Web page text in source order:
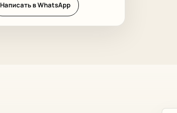
Написать в WhatsApp